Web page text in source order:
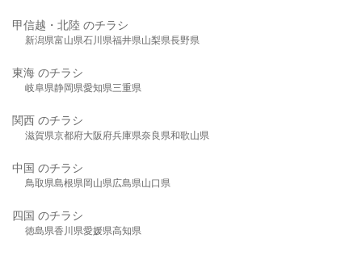
甲信越・北陸 のチラシ
新潟県富山県石川県福井県山梨県長野県
東海 のチラシ
岐阜県静岡県愛知県三重県
関西 のチラシ
滋賀県京都府大阪府兵庫県奈良県和歌山県
中国 のチラシ
鳥取県島根県岡山県広島県山口県
四国 のチラシ
徳島県香川県愛媛県高知県